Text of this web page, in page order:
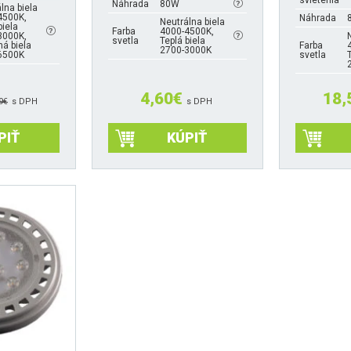
biela
biela
€ s DPH
Náhrada 80W
Farba
svetla
Neutrálna biela
4000-4500K,
Teplá biela
2700-3000K
4,60€ s DPH
KÚPIŤ
Náhrada
Farba
svetla